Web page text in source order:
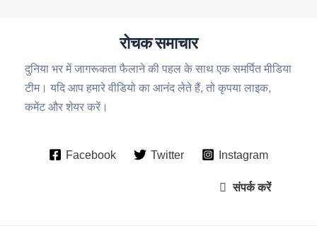
रोचक समाचार
दुनिया भर में जागरूकता फैलाने की पहल के साथ एक समर्पित मीडिया
टीम। यदि आप हमारे वीडियो का आनंद लेते हैं, तो कृपया लाइक,
कमेंट और शेयर करें।
Facebook Twitter Instagram
संपर्क करें